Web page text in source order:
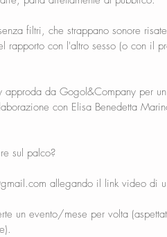
filtri, che strappano sonore
rapporto con l'altro sesso (o con il
da Gogol&Company per
con Elisa Benedetta
sul palco?
allegando il link video di
un evento/mese per volta